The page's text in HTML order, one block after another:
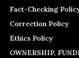
Fact-Checking
Correction Policy
Ethics Policy
OWNERSHIP,